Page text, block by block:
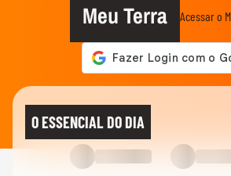
Meu Terra Acessar o
O ESSENCIAL DO DIA